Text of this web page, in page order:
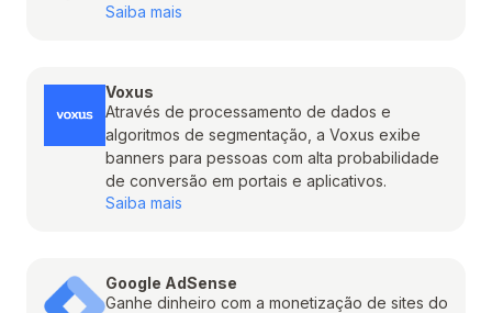
Saiba mais
Voxus
Através de processamento de dados e
algoritmos de segmentação, a Voxus exibe
banners para pessoas com alta probabilidade
de conversão em portais e aplicativos.
Saiba mais
Google AdSense
Ganhe dinheiro com a monetização de sites do